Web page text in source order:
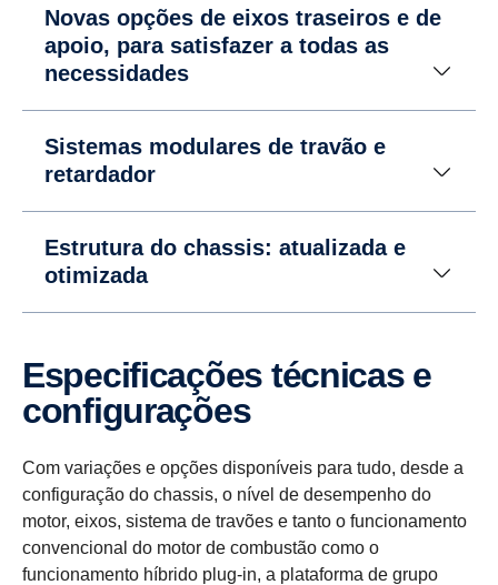
Novas opções de eixos traseiros e de
apoio, para satisfazer a todas as
necessidades
Sistemas modulares de travão e
retardador
Estrutura do chassis: atualizada e
otimizada
Especi­fi­ca­ções técnicas e
confi­gu­ra­ções
Com variações e opções disponíveis para tudo, desde a
configuração do chassis, o nível de desempenho do
motor, eixos, sistema de travões e tanto o funcionamento
convencional do motor de combustão como o
funcionamento híbrido plug-in, a plataforma de grupo